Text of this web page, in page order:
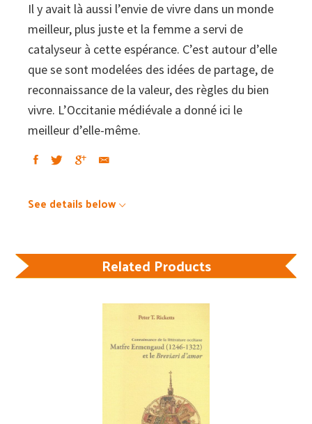
Il y avait là aussi l’envie de vivre dans un monde
meilleur, plus juste et la femme a servi de
catalyseur à cette espérance. C’est autour d’elle
que se sont modelées des idées de partage, de
reconnaissance de la valeur, des règles du bien
vivre. L’Occitanie médiévale a donné ici le
meilleur d’elle-même.
See details below
Related Products